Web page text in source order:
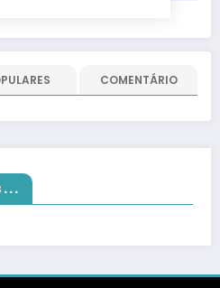
COMENTÁRIO